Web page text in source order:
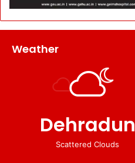
Weather
Dehradun
Scattered Clouds